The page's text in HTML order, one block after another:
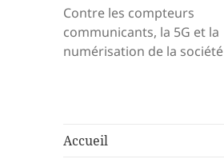
Contre les compteurs
communicants, la 5G et la
numérisation de la société
Accueil